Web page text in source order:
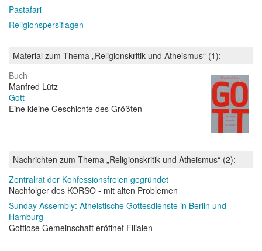
Pastafari
Religionspersiflagen
Material zum Thema „Religionskritik und Atheismus“ (1):
Buch
Manfred Lütz
Gott
Eine kleine Geschichte des Größten
Nachrichten zum Thema „Religionskritik und Atheismus“ (2):
Zentralrat der Konfessionsfreien gegründet
Nachfolger des KORSO - mit alten Problemen
Sunday Assembly: Atheistische Gottesdienste in Berlin und
Hamburg
Gottlose Gemeinschaft eröffnet Filialen